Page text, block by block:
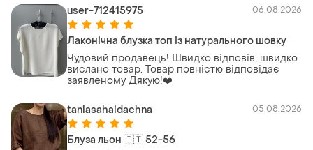
user-712415975 06.08.2026
Лаконічна блузка топ із натурального шовку
Чудовий продавець! Швидко відповів, швидко
вислано товар. Товар повністю відповідає
заявленому Дякую!❤️
taniasahaidachna 05.08.2026
Блуза льон 🇮🇹 52-56